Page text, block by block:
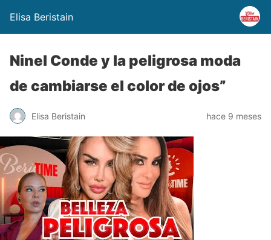
Elisa Beristain
Ninel Conde y la peligrosa moda
de cambiarse el color de ojos”
Elisa Beristain hace 9 meses